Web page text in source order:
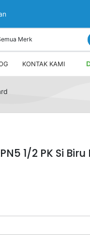
KONTAK KAMI
1/2 PK Si